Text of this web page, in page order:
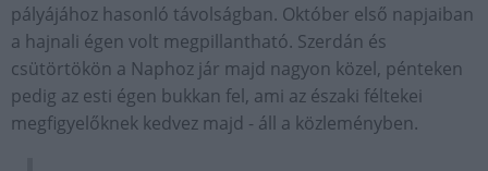
pályájához hasonló távolságban. Október első napjaiban
a hajnali égen volt megpillantható. Szerdán és
csütörtökön a Naphoz jár majd nagyon közel, pénteken
pedig az esti égen bukkan fel, ami az északi féltekei
megfigyelőknek kedvez majd - áll a közleményben.